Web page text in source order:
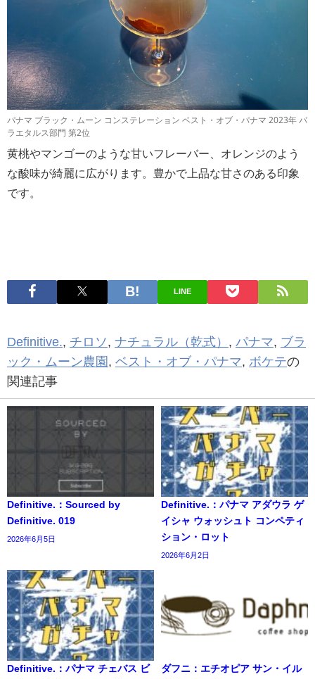
パナマ ブラック・ムーン コンステレーション ベスト・オブ・パナマ 2023年 バ
ラエタルス部門 第2位
黄桃やマンゴーのような甘いフレーバー、オレンジのよう
な酸味が綺麗に広がります。豊かで上品な甘さのある印象
です。
LINE
Definitive., チロソ, ナチュラル（乾式） , パナマ, ブラ
ック・ムーン農園 , ベスト・オブ・パナマ, ボケテの
関連記事
Definitive.：Sourced by
Definitive. 019
2026年6月5日
Definitive.：パナマ アダウラ ゲ
イシャ ウォッシュト コンペティ
ション・ロット
2026年6月2日
Definitive.：パナマ チェバス ビ
ダフニ：エチオピア サン・イル